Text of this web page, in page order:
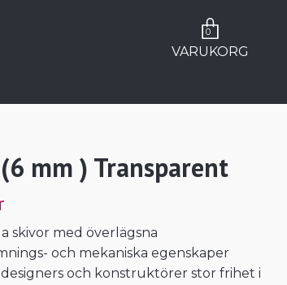
0
VARUKORG
(6 mm ) Transparent
skivor med överlägsna
och mekaniska egenskaper
och konstruktörer stor frihet i